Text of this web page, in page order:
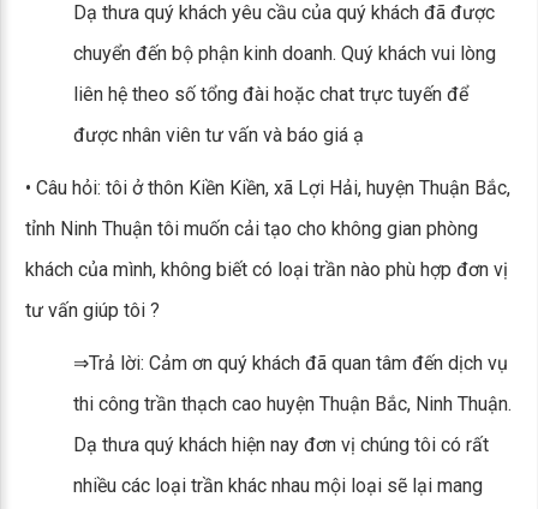
Dạ thưa quý khách yêu cầu của quý khách đã được
chuyển đến bộ phận kinh doanh. Quý khách vui lòng
liên hệ theo số tổng đài hoặc chat trực tuyến để
được nhân viên tư vấn và báo giá ạ
• Câu hỏi: tôi ở thôn Kiền Kiền, xã Lợi Hải, huyện Thuận Bắc,
tỉnh Ninh Thuận tôi muốn cải tạo cho không gian phòng
khách của mình, không biết có loại trần nào phù hợp đơn vị
tư vấn giúp tôi ?
⇒Trả lời: Cảm ơn quý khách đã quan tâm đến dịch vụ
thi công trần thạch cao huyện Thuận Bắc, Ninh Thuận.
Dạ thưa quý khách hiện nay đơn vị chúng tôi có rất
nhiều các loại trần khác nhau mội loại sẽ lại mang